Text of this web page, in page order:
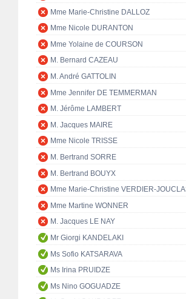
Mme Marie-Christine DALLOZ
Mme Nicole DURANTON
Mme Yolaine de COURSON
M. Bernard CAZEAU
M. André GATTOLIN
Mme Jennifer DE TEMMERMAN
M. Jérôme LAMBERT
M. Jacques MAIRE
Mme Nicole TRISSE
M. Bertrand SORRE
M. Bertrand BOUYX
Mme Marie-Christine VERDIER-
Mme Martine WONNER
M. Jacques LE NAY
Mr Giorgi KANDELAKI
Ms Sofio KATSARAVA
Ms Irina PRUIDZE
Ms Nino GOGUADZE